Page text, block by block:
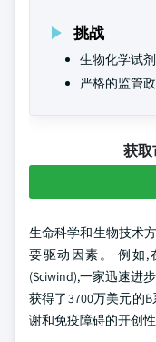
挑战
生物化学试剂
严格的监管
获取
生命科学和生物技术
要驱动因素。 例如,
(Sciwind),一家迅速进
获得了3700万美元的
谢和免疫障碍的开创